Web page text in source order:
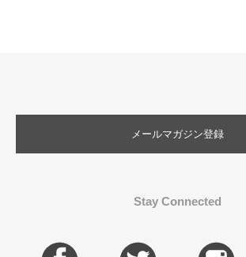
メールマガジン登録
Stay Connected